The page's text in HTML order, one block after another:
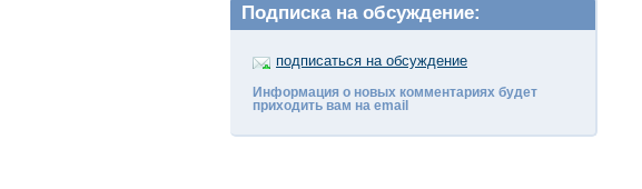
Подписка на обсуждение:
подписаться на обсуждение
Информация о новых комментариях будет
приходить вам на email